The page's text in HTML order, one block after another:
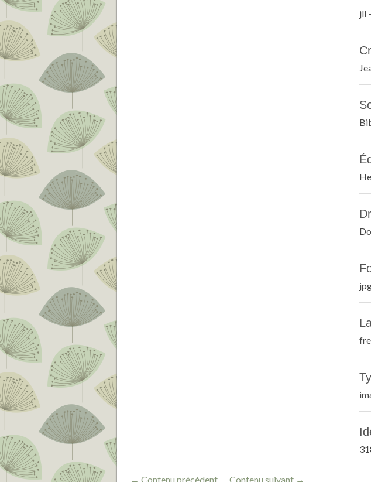
jll
fre
← Contenu précédent Contenu suivant →